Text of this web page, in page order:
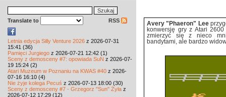
Translate to RSS
Letnia edycja Silly Venture 2026 z 2026-07-31
15:41 (36)
Pamięci Jurgiego z 2026-07-21 12:42 (1)
Sceny z demosceny #7: opowiada SuN z 2026-07-
19 15:24 (2)
Atari Muzeum w Poznaniu na KWAS #40 z 2026-
07-16 16:10 (4)
Nie żyje kolega Pecuś z 2026-07-13 18:00 (30)
Sceny z demosceny #7 - Grzegorz "Sun" Żyła z
2026-07-12 17:29 (12)
Avery "Phaeron" Lee
konwersję gry z Atari
zmierzyć się z nieco
bandytami, ale bardzo